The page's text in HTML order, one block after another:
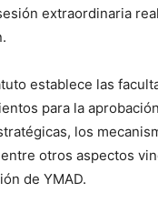
extraordinaria
establece las
para la
los
otros aspectos
de YMAD.